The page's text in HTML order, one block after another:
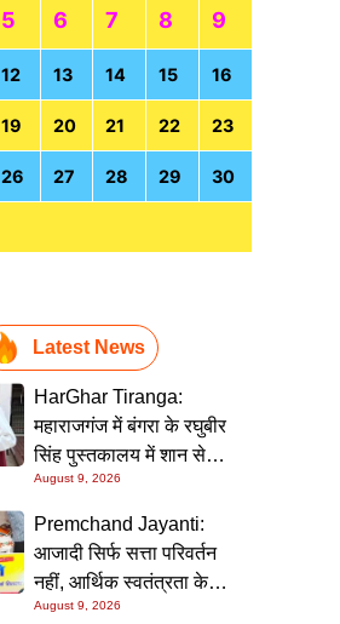
5 6 7 8 9
12 13 14 15 16
19 20 21 22 23
26 27 28 29 30
Latest News
HarGhar Tiranga:
महाराजगंज में बंगरा के रघुबीर
सिंह पुस्तकालय में शान से
लहराएगा तिरंगा, स्वतंत्रता
सेनानी मुंशी सिंह होंगे मुख्य
अतिथि
August 9, 2026
Premchand Jayanti:
आजादी सिर्फ सत्ता परिवर्तन
नहीं, आर्थिक स्वतंत्रता के
बिना अधूरी है : डॉ. रवींद्र
August 9, 2026